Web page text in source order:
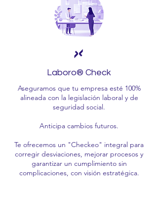
Laboro® Check
Aseguramos que tu empresa esté 100%
alineada con la legislación laboral y de
seguridad social.
Anticipa cambios futuros.
Te ofrecemos un "Checkeo" integral para
corregir desviaciones, mejorar procesos y
garantizar un cumplimiento sin
complicaciones, con visión estratégica.